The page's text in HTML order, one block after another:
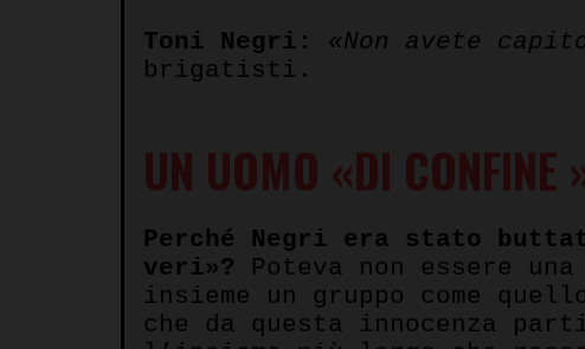
Toni Negri: «Non avete
brigatisti.
UN UOMO «DI CONFINE
Perché Negri era stato
veri»? Poteva non essere
insieme un gruppo come
che da questa innocenza